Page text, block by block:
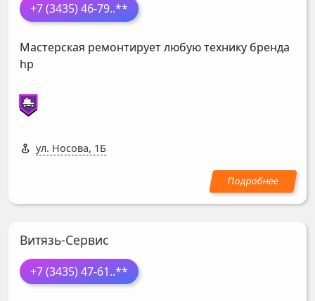
+7 (3435) 46-79..**
Мастерская ремонтирует любую технику бренда
hp
ул. Носова, 1Б
Витязь-Сервис
+7 (3435) 47-61..**